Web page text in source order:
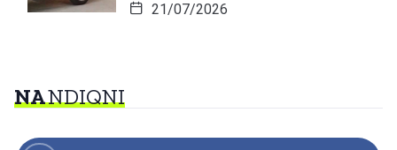
21/07/2026
NANDIQNI